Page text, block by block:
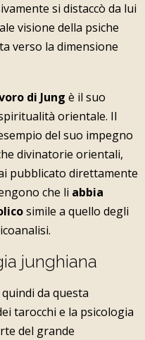
si distaccò da lui
visione della psiche
verso la dimensione
di Jung è il suo
orientale. Il
del suo impegno
divinatorie orientali,
pubblicato direttamente
che li abbia
simile a quello degli
junghiana
quindi da questa
tarocchi e la psicologia
del grande